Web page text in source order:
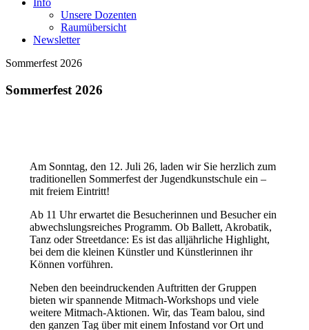
Info
Unsere Dozenten
Raumübersicht
Newsletter
Sommerfest 2026
Sommerfest 2026
Am Sonntag, den 12. Juli 26, laden wir Sie herzlich zum
traditionellen Sommerfest der Jugendkunstschule ein –
mit freiem Eintritt!
Ab 11 Uhr erwartet die Besucherinnen und Besucher ein
abwechslungsreiches Programm. Ob Ballett, Akrobatik,
Tanz oder Streetdance: Es ist das alljährliche Highlight,
bei dem die kleinen Künstler und Künstlerinnen ihr
Können vorführen.
Neben den beeindruckenden Auftritten der Gruppen
bieten wir spannende Mitmach-Workshops und viele
weitere Mitmach-Aktionen. Wir, das Team balou, sind
den ganzen Tag über mit einem Infostand vor Ort und